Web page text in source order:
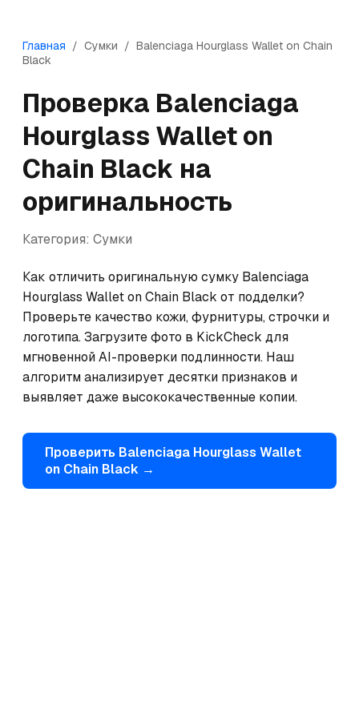
Главная / Сумки / Balenciaga Hourglass Wallet on Chain
Black
Проверка Balenciaga
Hourglass Wallet on
Chain Black на
оригинальность
Категория: Сумки
Как отличить оригинальную сумку Balenciaga
Hourglass Wallet on Chain Black от подделки?
Проверьте качество кожи, фурнитуры, строчки и
логотипа. Загрузите фото в KickCheck для
мгновенной AI-проверки подлинности. Наш
алгоритм анализирует десятки признаков и
выявляет даже высококачественные копии.
Проверить Balenciaga Hourglass Wallet
on Chain Black →